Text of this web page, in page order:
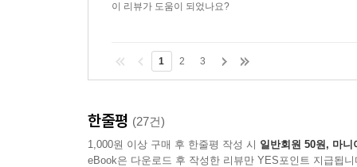
이 리뷰가 도움이 되었나요?
1 2 3
한줄평 (27건)
1,000원 이상 구매 후 한줄평 작성 시 일반회원 50원, 마니
eBook은 다운로드 후 작성한 리뷰만 YES포인트 지급됩니